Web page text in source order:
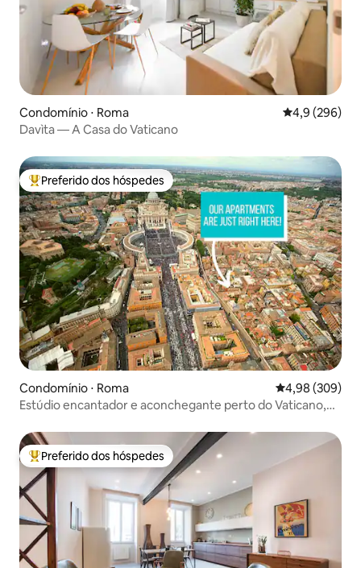
Condomínio ⋅ Roma 4,9 de uma
4,9 (296)
Davìta — A Casa do Vaticano
Entre os melhores preferidos dos hóspedes
Preferido dos hóspedes
Condomínio ⋅ Roma 4,98 de uma
4,98 (309)
Estúdio encantador e aconchegante perto do Vaticano,
Entre os melhores preferidos dos hóspedes
Preferido dos hóspedes